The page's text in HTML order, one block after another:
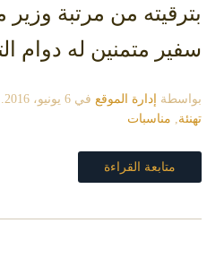
بترقيته من مرتبة
سفير متمنين له دوام
بواسطة إدارة الموقع في 6 يونيو، 2016
تهنئة
مناسبات
متابعة القراءة